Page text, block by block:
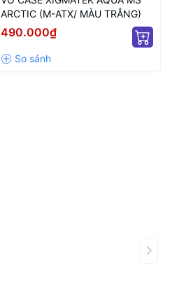
ARCTIC (M-ATX/ MÀU TRẮNG)
490.000₫